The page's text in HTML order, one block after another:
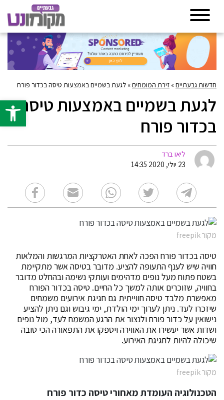
פתח
חדשות גבעתיים» זירת המומחים» לגעת בשמיים באמצעות טיסה בכדור פורח
לגעת בשמיים באמצעות טיסה
בכדור פורח
ליאו ברד
23 יולי, 2020 14:35
מקור freepik
טיסה בכדור פורח הפכה לאחת האטרקציות המרגשות והמלאות
חוויה שיש לענף התעופה להציע. מדובר בטיסה אשר מתקיימת
בשטח פתוח מעל נופים מדהימים ועותקי נשימה ובהחלט מדובר
בחוויה, שזוכרים אותה למשך כל החיים. טיסה בכדור הפורח
מאפשרת מלבד טיסה חווייתית גם חגיגת אירועים משמחים
שיזכרו לעד. ניתן לערוך ימי הולדת, ימי גיבוש וגם ניתן להציע
נישואין על כדור פורח ולנצור את הרגע המשמח לעד, מול נופים
ושדות אשר יעשירו את האווירה ויספקו את התפאורה הכי טובה
שיכולה להיות לחגיגת האירוע.
מקור freepik
הטכנולוגיה העומדת מאחורי טיסה כדור פורח